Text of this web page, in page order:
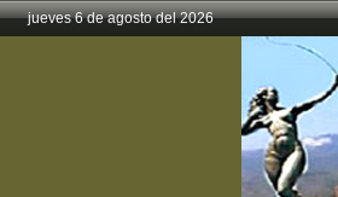
jueves 6 de agosto del 2026